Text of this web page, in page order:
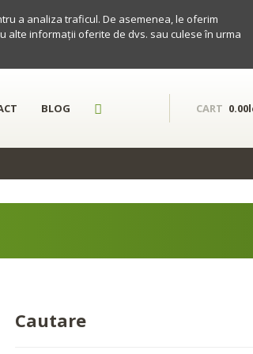
BLOG CART
Cautare
a analiza traficul. De asemenea, le oferim
alte informații oferite de dvs. sau culese în urma